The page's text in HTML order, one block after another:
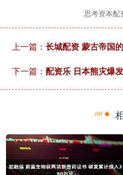
思考资本配
上一篇： 长城配资 蒙古帝国
下一篇： 配资乐 日本熊灾爆